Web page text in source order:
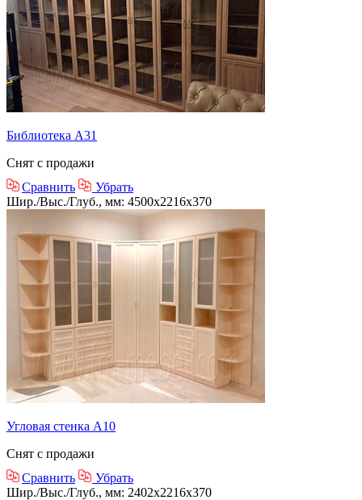
Библиотека А31
Снят с продажи
Сравнить
Убрать
Шир./Выс./Глуб., мм: 4500x2216x370
Угловая стенка А10
Снят с продажи
Сравнить
Убрать
Шир./Выс./Глуб., мм: 2402x2216x370